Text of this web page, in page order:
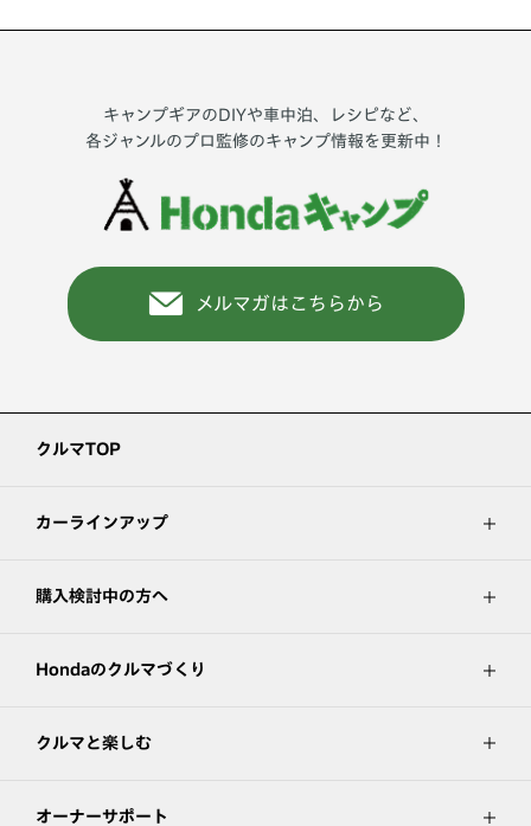
キャンプギアのDIYや車中泊、レシピなど、
各ジャンルのプロ監修のキャンプ情報を更新中！
メルマガはこちらから
クルマTOP
カーラインアップ
購入検討中の方へ
Hondaのクルマづくり
クルマと楽しむ
オーナーサポート